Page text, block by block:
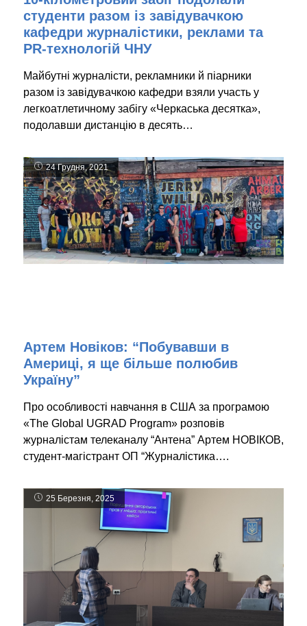
студенти разом із завідувачкою
кафедри журналістики, реклами та
PR-технологій ЧНУ
Майбутні журналісти, рекламники й піарники
разом із завідувачкою кафедри взяли участь у
легкоатлетичному забігу «Черкаська десятка»,
подолавши дистанцію в десять…
24 Грудня, 2021
Артем Новіков: “Побувавши в
Америці, я ще більше полюбив
Україну”
Про особливості навчання в США за програмою
«The Global UGRAD Program» розповів
журналістам телеканалу “Антена” Артем НОВІКОВ,
студент-магістрант ОП “Журналістика….
25 Березня, 2025